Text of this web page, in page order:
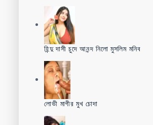
হিন্দু দাসী চুদে আনন্দ নিলো মুসলিম মনিব
লোভী মাগীর মুখ চোদা